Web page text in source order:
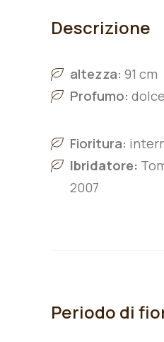
Descrizione
altezza: 91 cm
Profumo:
Fioritura:
Ibridatore:
2007
Periodo di